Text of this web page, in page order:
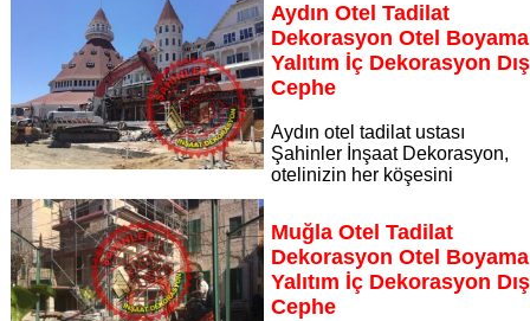
Kuşadası Aydın otel tadilat ustası Şahinler İnşaat Dekorasyon,
otelinizin her köşesini yenileyerek misafirlerinize unutulmaz
bir konaklama deneyimi sunuyor
Sayfaya Git
Aydın Otel Tadilat
Dekorasyon Otel Boyama
Yalıtım İç Dekorasyon Dış
Cephe
Aydın otel tadilat ustası
Şahinler İnşaat Dekorasyon,
otelinizin her köşesini
yenileyerek misafirlerinize unutulmaz bir konaklama deneyimi
sunuyor Aydın otel tadilat dekorasyon otel boyama yalıtım iç
dekorasyon dış cephe
Sayfaya Git
Muğla Otel Tadilat
Dekorasyon Otel Boyama
Yalıtım İç Dekorasyon Dış
Cephe